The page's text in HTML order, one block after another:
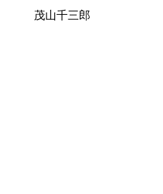
茂山千三郎